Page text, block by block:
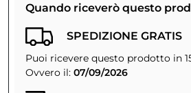
Quando riceverò questo
SPEDIZIONE GRATIS
Puoi ricevere questo prodotto in
Ovvero il: 07/09/2026